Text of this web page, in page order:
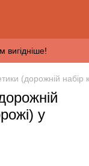
вигідніше!
(дорожній
у